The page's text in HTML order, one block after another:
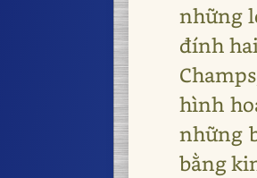
những
đính
hình
những
bằng